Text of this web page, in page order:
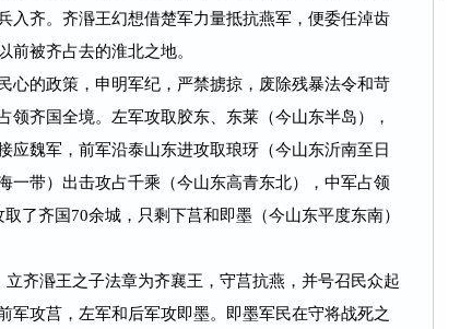
入齐。齐湣王幻想借楚军力量抵抗燕军，便委任淖齿
前被齐占去的淮北之地。
的政策，申明军纪，严禁掳掠，废除残暴法令和苛
齐国全境。左军攻取胶东、东莱（今山东半岛），
应魏军，前军沿泰山东进攻取琅玡（今山东沂南至日
一带）出击攻占千乘（今山东高青东北），中军占领
了齐国70余城，只剩下莒和即墨（今山东平度东南）
湣王之子法章为齐襄王，守莒抗燕，并号召民众起
军攻莒，左军和后军攻即墨。即墨军民在守将战死之